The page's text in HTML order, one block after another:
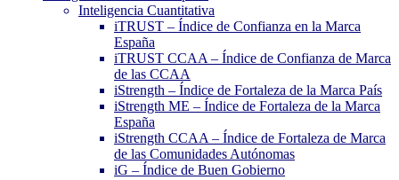
Inteligencia Cuantitativa
iTRUST – Índice de Confianza en la Marca
España
iTRUST CCAA – Índice de Confianza de Marca
de las CCAA
iStrength – Índice de Fortaleza de la Marca País
iStrength ME – Índice de Fortaleza de la Marca
España
iStrength CCAA – Índice de Fortaleza de Marca
de las Comunidades Autónomas
iG – Índice de Buen Gobierno